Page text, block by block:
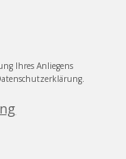
Ihres Anliegens